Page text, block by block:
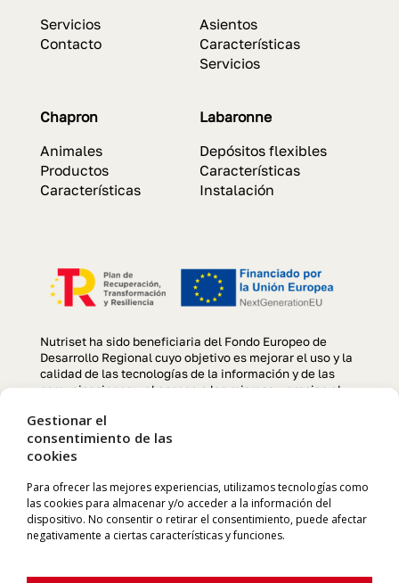
Gestionar el
consentimiento de las
cookies
Para ofrecer las mejores experiencias, utilizamos tecnologías como
las cookies para almacenar y/o acceder a la información del
dispositivo. No consentir o retirar el consentimiento, puede afectar
negativamente a ciertas características y funciones.
Servicios
Contacto
Asientos
Características
Servicios
Chapron
Animales
Productos
Características
Labaronne
Depósitos flexibles
Características
Instalación
Nutriset ha sido beneficiaria del Fondo Europeo de
Desarrollo Regional cuyo objetivo es mejorar el uso y la
calidad de las tecnologías de la información y de las
comunicaciones y el acceso a las mismas y gracias al
optimización de la página web, para la mejora de
competitividad y productividad de la empresa durante el
año 2022. Para ello ha contado con el apoyo del
Manresa. «Una manera de hacer Europa»